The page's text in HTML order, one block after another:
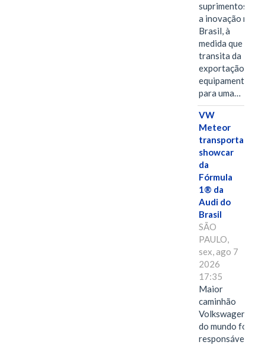
suprimentos e
a inovação no
Brasil, à
medida que
transita da
exportação de
equipamentos
para uma…
VW
Meteor
transporta
showcar
da
Fórmula
1® da
Audi do
Brasil
SÃO
PAULO,
sex, ago 7
2026
17:35
Maior
caminhão
Volkswagen
do mundo foi
responsável